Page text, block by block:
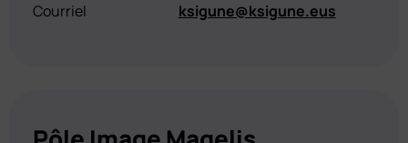
Courriel
ksigune@ksigune.eus